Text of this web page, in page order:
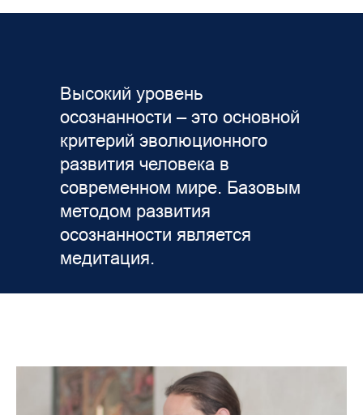
Высокий уровень
осознанности – это основной
критерий эволюционного
развития человека в
современном мире. Базовым
методом развития
осознанности является
медитация.